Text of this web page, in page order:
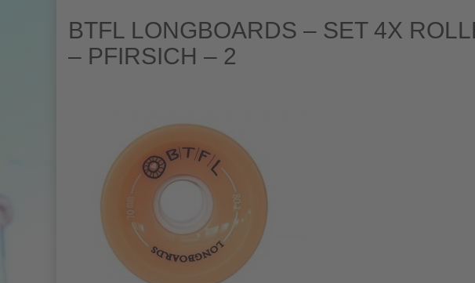
BTFL LONGBOARDS – SET 4X
– PFIRSICH – 2